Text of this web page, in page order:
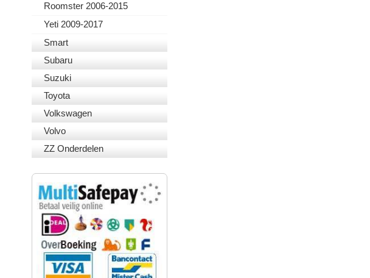
Roomster 2006-2015
Yeti 2009-2017
Smart
Subaru
Suzuki
Toyota
Volkswagen
Volvo
ZZ Onderdelen